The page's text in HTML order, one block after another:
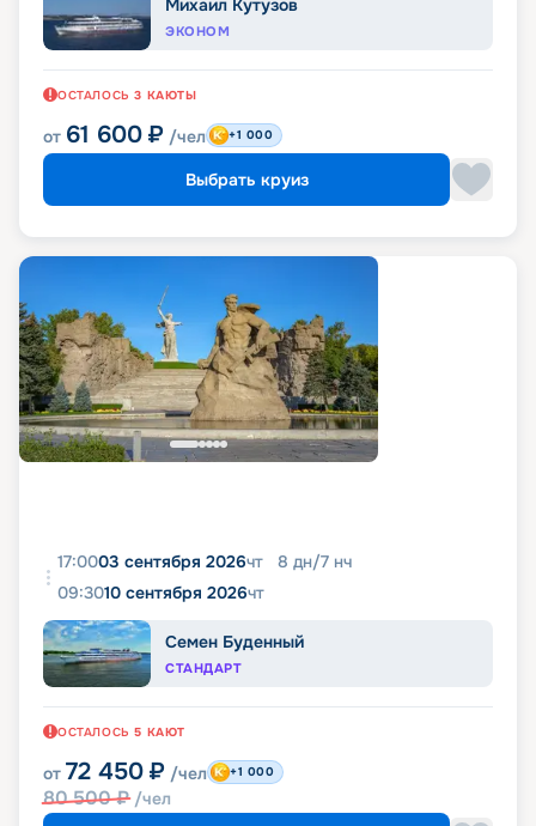
Михаил Кутузов
ЭКОНОМ
ОСТАЛОСЬ 3 КАЮТЫ
от 61 600 ₽ /чел +1 000
Выбрать круиз
17:0003 сентября 2026чт 8 дн/7 нч
09:3010 сентября 2026чт
Семен Буденный
СТАНДАРТ
ОСТАЛОСЬ 5 КАЮТ
от 72 450 ₽ /чел
80 500₽ /чел
+1 000